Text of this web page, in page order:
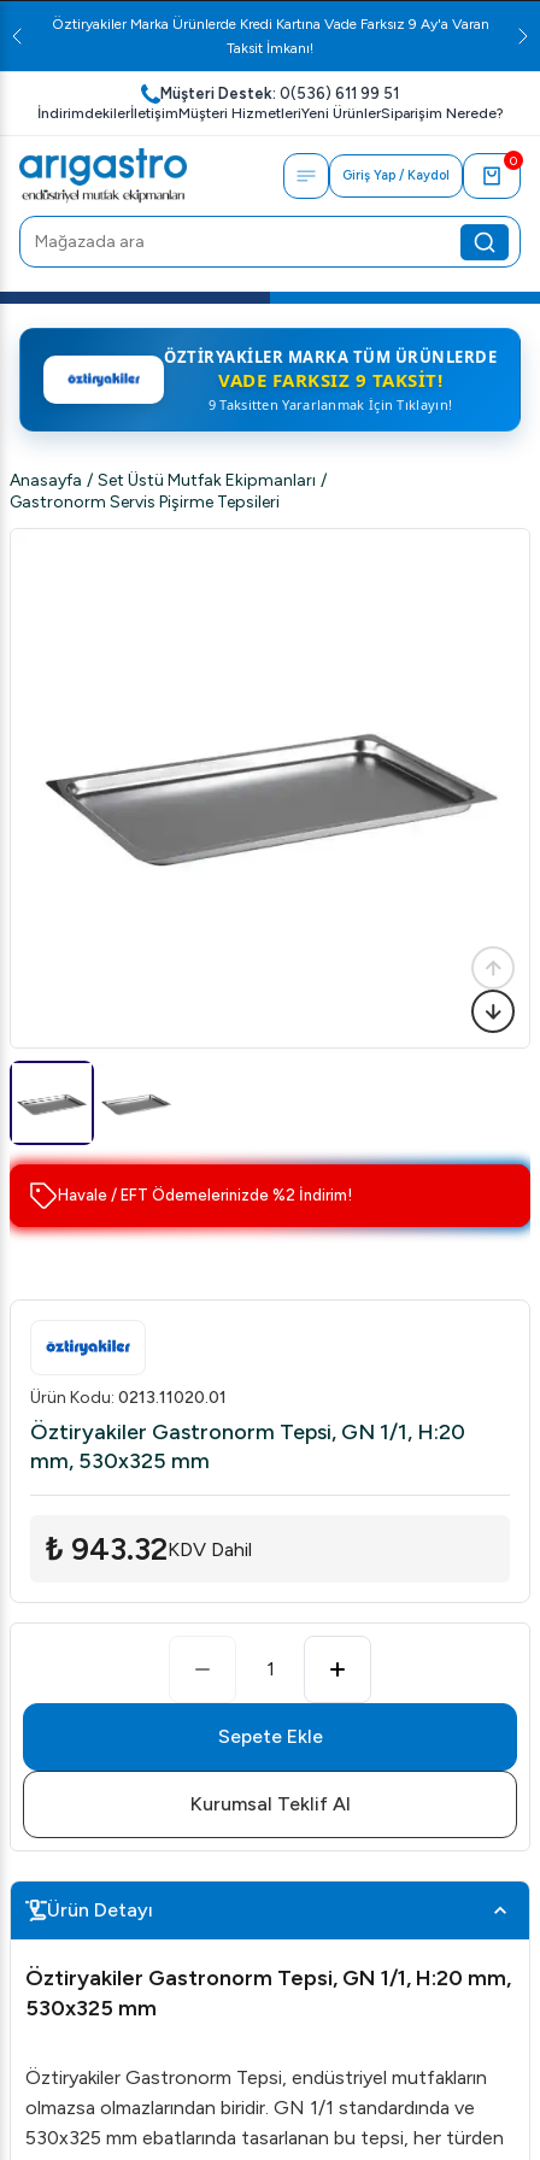
Öztiryakiler Marka Ürünlerde Kredi Kartına Vade Farksız 9 Ay'a Varan
Taksit İmkanı!
Müşteri Destek: 0(536) 611 99 51
İndirimdekilerİletişimMüşteri HizmetleriYeni ÜrünlerSiparişim Nerede?
Giriş Yap / Kaydol
0
ÖZTIRYAKILER MARKA TÜM ÜRÜNLERDE
VADE FARKSIZ 9 TAKSIT!
9 Taksitten Yararlanmak İçin Tıklayın!
Anasayfa / Set Üstü Mutfak Ekipmanları /
Gastronorm Servis Pişirme Tepsileri
Havale / EFT Ödemelerinizde %2 İndirim!
Ürün Kodu: 0213.11020.01
Öztiryakiler Gastronorm Tepsi, GN 1/1, H:20
mm, 530x325 mm
₺ 943.32KDV Dahil
1
Sepete Ekle
Kurumsal Teklif Al
Ürün Detayı
Öztiryakiler Gastronorm Tepsi, GN 1/1, H:20 mm,
530x325 mm
Öztiryakiler Gastronorm Tepsi, endüstriyel mutfakların
olmazsa olmazlarından biridir. GN 1/1 standardında ve
530x325 mm ebatlarında tasarlanan bu tepsi, her türden